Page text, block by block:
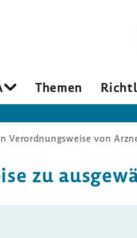
Themen
Verordnungsweise von
zu